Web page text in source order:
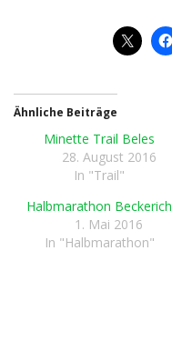
Ähnliche Beiträge
Minette Trail Beles
28. August 2016
In "Trail"
Halbmarathon Beckerich
1. Mai 2016
In "Halbmarathon"